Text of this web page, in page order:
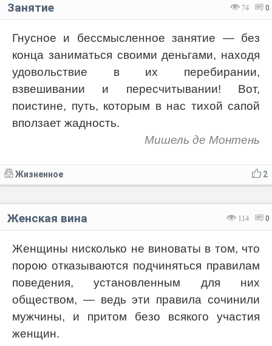
74 0
Занятие
Гнусное и бессмысленное занятие — без
конца заниматься своими деньгами, находя
удовольствие в их перебирании,
взвешивании и пересчитывании! Вот,
поистине, путь, которым в нас тихой сапой
вползает жадность.
Мишель де Монтень
2
Жизненное
114 0
Женская вина
Женщины нисколько не виноваты в том, что
порою отказываются подчиняться правилам
поведения, установленным для них
обществом, — ведь эти правила сочинили
мужчины, и притом безо всякого участия
женщин.